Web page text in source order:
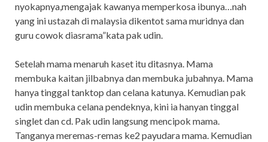
nyokapnya,mengajak kawanya memperkosa ibunya…nah
yang ini ustazah di malaysia dikentot sama muridnya dan
guru cowok diasrama”kata pak udin.
Setelah mama menaruh kaset itu ditasnya. Mama
membuka kaitan jilbabnya dan membuka jubahnya. Mama
hanya tinggal tanktop dan celana katunya. Kemudian pak
udin membuka celana pendeknya, kini ia hanyan tinggal
singlet dan cd. Pak udin langsung mencipok mama.
Tanganya meremas-remas ke2 payudara mama. Kemudian